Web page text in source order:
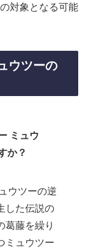
対象となる可能
ウツーの
ミュウ
か？
ウツーの逆
した伝説の
葛藤を繰り
ミュウツー